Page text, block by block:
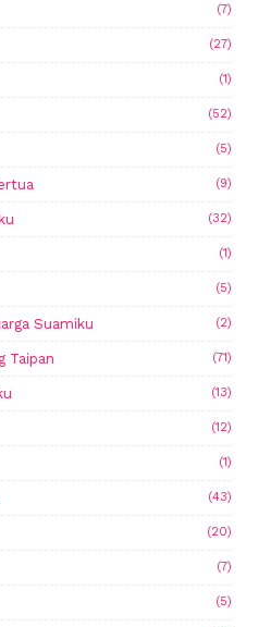
(7)
(27)
(1)
(52)
(5)
(9)
(32)
(1)
(5)
Suamiku (2)
Taipan (71)
(13)
(12)
(1)
(43)
(20)
(7)
(5)